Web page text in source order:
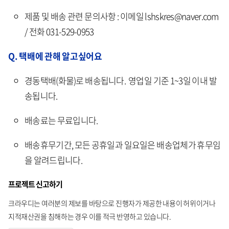
제품 및 배송 관련 문의사항 : 이메일 lshskres@naver.com
/ 전화 031-529-0953
Q. 택배에 관해 알고싶어요
경동택배(화물)로 배송됩니다. 영업일 기준 1~3일 이내 발
송됩니다.
배송료는 무료입니다.
배송휴무기간, 모든 공휴일과 일요일은 배송업체가 휴무임
을 알려드립니다.
프로젝트 신고하기
크라우디는 여러분의 제보를 바탕으로 진행자가 제공한 내용이 허위이거나
지적재산권을 침해하는 경우 이를 적극 반영하고 있습니다.